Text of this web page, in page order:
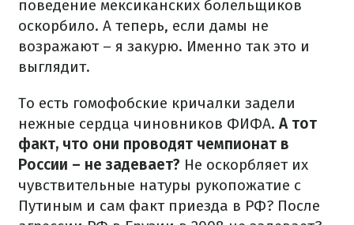
поведение мексиканских болельщиков
оскорбило. А теперь, если дамы не
возражают – я закурю. Именно так это и
выглядит.
То есть гомофобские кричалки задели
нежные сердца чиновников ФИФА. А тот
факт, что они проводят чемпионат в
России – не задевает? Не оскорбляет их
чувствительные натуры рукопожатие с
Путиным и сам факт приезда в РФ? После